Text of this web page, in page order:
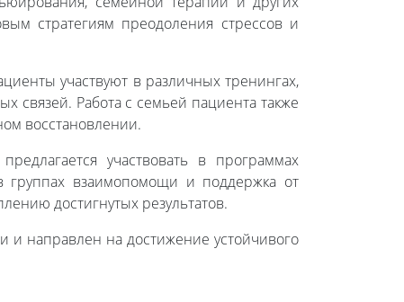
стратегиям преодоления стрессов и
участвуют в различных тренингах,
связей. Работа с семьей пациента также
восстановлении.
участвовать в программах
группах взаимопомощи и поддержка от
достигнутых результатов.
и направлен на достижение устойчивого